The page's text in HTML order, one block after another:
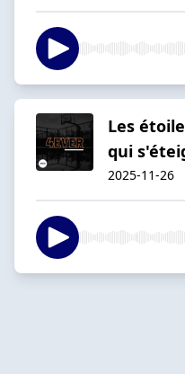
Les
qui
2025-11-26